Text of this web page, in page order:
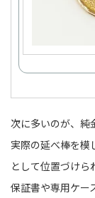
次に多いのが、純
実際の延べ棒を模
として位置づけら
保証書や専用ケー